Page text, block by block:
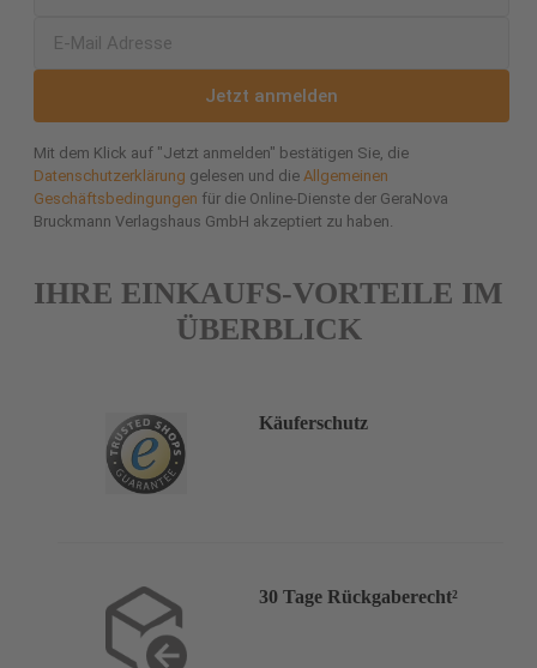
Jetzt anmelden
Mit dem Klick auf "Jetzt anmelden" bestätigen Sie, die
Datenschutzerklärung gelesen und die Allgemeinen
Geschäftsbedingungen für die Online-Dienste der GeraNova
Bruckmann Verlagshaus GmbH akzeptiert zu haben.
IHRE EINKAUFS-VORTEILE IM
ÜBERBLICK
Käuferschutz
30 Tage Rückgaberecht²